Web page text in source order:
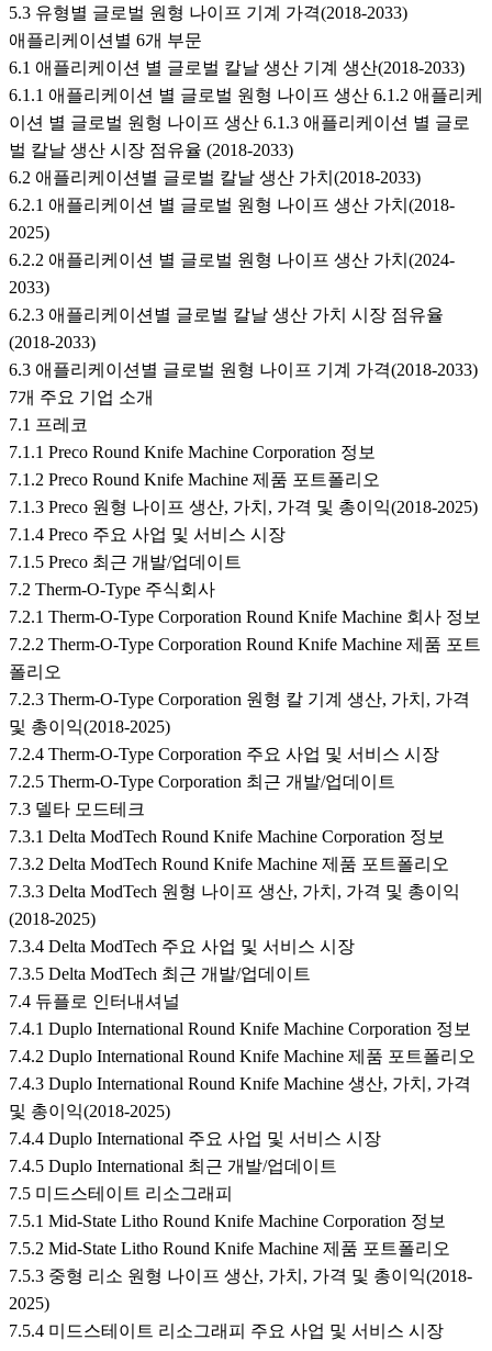
5.3 유형별 글로벌 원형 나이프 기계 가격(2018-2033)
애플리케이션별 6개 부문
6.1 애플리케이션 별 글로벌 칼날 생산 기계 생산(2018-2033)
6.1.1 애플리케이션 별 글로벌 원형 나이프 생산 6.1.2 애플리케
이션 별 글로벌 원형 나이프 생산 6.1.3 애플리케이션 별 글로
벌 칼날 생산 시장 점유율 (2018-2033)
6.2 애플리케이션별 글로벌 칼날 생산 가치(2018-2033)
6.2.1 애플리케이션 별 글로벌 원형 나이프 생산 가치(2018-
2025)
6.2.2 애플리케이션 별 글로벌 원형 나이프 생산 가치(2024-
2033)
6.2.3 애플리케이션별 글로벌 칼날 생산 가치 시장 점유율
(2018-2033)
6.3 애플리케이션별 글로벌 원형 나이프 기계 가격(2018-2033)
7개 주요 기업 소개
7.1 프레코
7.1.1 Preco Round Knife Machine Corporation 정보
7.1.2 Preco Round Knife Machine 제품 포트폴리오
7.1.3 Preco 원형 나이프 생산, 가치, 가격 및 총이익(2018-2025)
7.1.4 Preco 주요 사업 및 서비스 시장
7.1.5 Preco 최근 개발/업데이트
7.2 Therm-O-Type 주식회사
7.2.1 Therm-O-Type Corporation Round Knife Machine 회사 정보
7.2.2 Therm-O-Type Corporation Round Knife Machine 제품 포트
폴리오
7.2.3 Therm-O-Type Corporation 원형 칼 기계 생산, 가치, 가격
및 총이익(2018-2025)
7.2.4 Therm-O-Type Corporation 주요 사업 및 서비스 시장
7.2.5 Therm-O-Type Corporation 최근 개발/업데이트
7.3 델타 모드테크
7.3.1 Delta ModTech Round Knife Machine Corporation 정보
7.3.2 Delta ModTech Round Knife Machine 제품 포트폴리오
7.3.3 Delta ModTech 원형 나이프 생산, 가치, 가격 및 총이익
(2018-2025)
7.3.4 Delta ModTech 주요 사업 및 서비스 시장
7.3.5 Delta ModTech 최근 개발/업데이트
7.4 듀플로 인터내셔널
7.4.1 Duplo International Round Knife Machine Corporation 정보
7.4.2 Duplo International Round Knife Machine 제품 포트폴리오
7.4.3 Duplo International Round Knife Machine 생산, 가치, 가격
및 총이익(2018-2025)
7.4.4 Duplo International 주요 사업 및 서비스 시장
7.4.5 Duplo International 최근 개발/업데이트
7.5 미드스테이트 리소그래피
7.5.1 Mid-State Litho Round Knife Machine Corporation 정보
7.5.2 Mid-State Litho Round Knife Machine 제품 포트폴리오
7.5.3 중형 리소 원형 나이프 생산, 가치, 가격 및 총이익(2018-
2025)
7.5.4 미드스테이트 리소그래피 주요 사업 및 서비스 시장